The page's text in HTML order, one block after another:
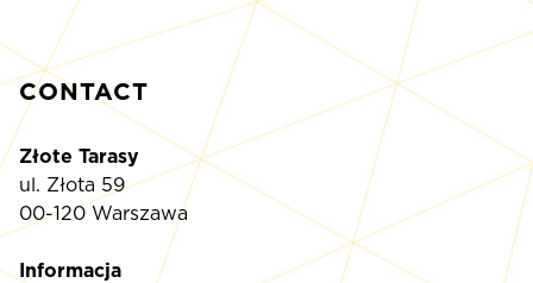
CONTACT
Złote Tarasy
ul. Złota 59
00-120 Warszawa
Informacja